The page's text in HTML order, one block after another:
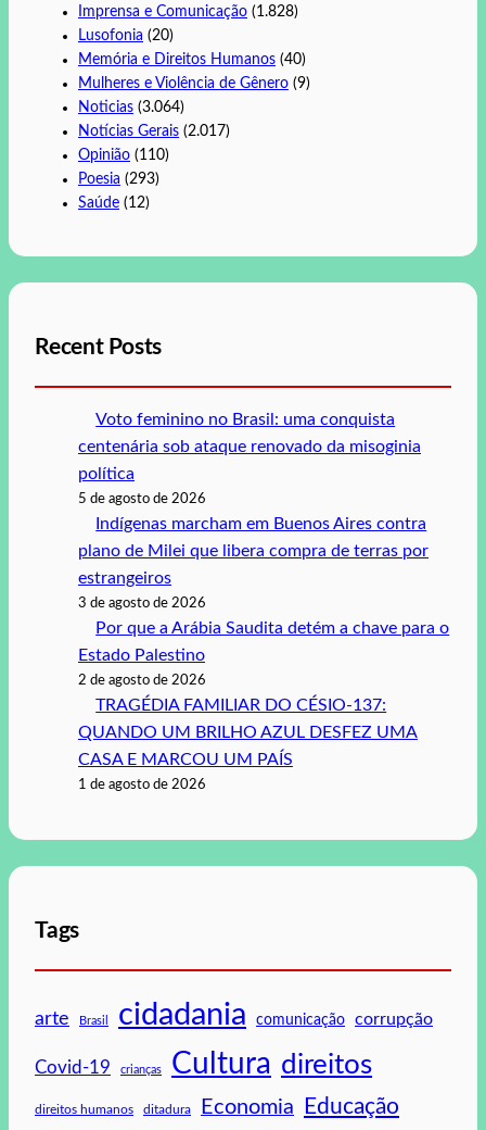
Imprensa e Comunicação (1.828)
Lusofonia (20)
Memória e Direitos Humanos (40)
Mulheres e Violência de Gênero (9)
Noticias (3.064)
Notícias Gerais (2.017)
Opinião (110)
Poesia (293)
Saúde (12)
Recent Posts
Voto feminino no Brasil: uma conquista
centenária sob ataque renovado da misoginia
política
5 de agosto de 2026
Indígenas marcham em Buenos Aires contra
plano de Milei que libera compra de terras por
estrangeiros
3 de agosto de 2026
Por que a Arábia Saudita detém a chave para o
Estado Palestino
2 de agosto de 2026
TRAGÉDIA FAMILIAR DO CÉSIO-137:
QUANDO UM BRILHO AZUL DESFEZ UMA
CASA E MARCOU UM PAÍS
1 de agosto de 2026
Tags
arte Brasil cidadania comunicação corrupção
Covid-19 crianças Cultura direitos
direitos humanos ditadura Economia Educação